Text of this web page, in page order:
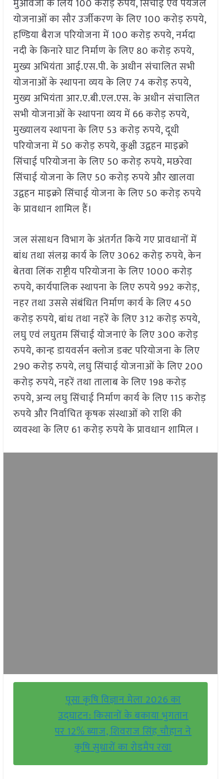
मुआवजा के लिये 100 करोड़ रुपये, सिंचाई एवं पेयजल
योजनाओं का सौर उर्जीकरण के लिए 100 करोड़ रुपये,
हण्डिया बैराज परियोजना में 100 करोड़ रुपये, नर्मदा
नदी के किनारे घाट निर्माण के लिए 80 करोड़ रुपये,
मुख्य अभियंता आई.एस.पी. के अधीन संचालित सभी
योजनाओं के स्थापना व्यय के लिए 74 करोड़ रुपये,
मुख्य अभियंता आर.ए.बी.एल.एस. के अधीन संचालित
सभी योजनाओं के स्थापना व्यय में 66 करोड़ रुपये,
मुख्यालय स्थापना के लिए 53 करोड़ रुपये, दूधी
परियोजना में 50 करोड़ रुपये, कुक्षी उद्वहन माइक्रो
सिंचाई परियोजना के लिए 50 करोड़ रुपये, मछरेवा
सिंचाई योजना के लिए 50 करोड़ रुपये और खालवा
उद्वहन माइक्रो सिंचाई योजना के लिए 50 करोड़ रुपये
के प्रावधान शामिल हैं।
जल संसाधन विभाग के अंतर्गत किये गए प्रावधानों में
बांध तथा संलग्न कार्य के लिए 3062 करोड़ रुपये, केन
बेतवा लिंक राष्ट्रीय परियोजना के लिए 1000 करोड़
रुपये, कार्यपालिक स्थापना के लिए रुपये 992 करोड़,
नहर तथा उससे संबंधित निर्माण कार्य के लिए 450
करोड़ रुपये, बांध तथा नहरें के लिए 312 करोड़ रुपये,
लघु एवं लघुतम सिंचाई योजनाएं के लिए 300 करोड़
रुपये, कान्ह डायवर्सन क्लोज डक्ट परियोजना के लिए
290 करोड़ रुपये, लघु सिंचाई योजनाओं के लिए 200
करोड़ रुपये, नहरें तथा तालाब के लिए 198 करोड़
रुपये, अन्य लघु सिंचाई निर्माण कार्य के लिए 115 करोड़
रुपये और निर्वाचित कृषक संस्थाओं को राशि की
व्यवस्था के लिए 61 करोड़ रुपये के प्रावधान शामिल I
पूसा कृषि विज्ञान मेला 2026 का
उद्घाटन: किसानों के बकाया भुगतान
पर 12% ब्याज, शिवराज सिंह चौहान ने
कृषि सुधारों का रोडमैप रखा